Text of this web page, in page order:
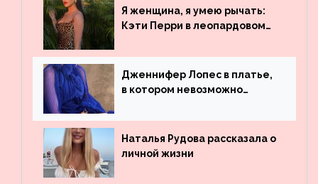
обогнали даже Джастина
Бибера
Я женщина, я умею рычать:
Кэти Перри в леопардовом
Дженнифер Лопес в платье,
в котором невозможно
Наталья Рудова рассказала о
личной жизни